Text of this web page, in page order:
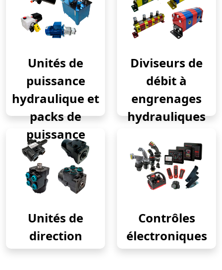
Unités de
puissance
hydraulique et
packs de
puissance
Diviseurs de
débit à
engrenages
hydrauliques
Unités de
direction
Contrôles
électroniques